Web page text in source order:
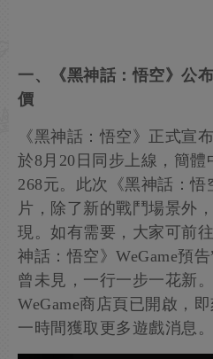
一、《黑神話：悟空》公
價
《黑神話：悟空》正式宣
於8月20日同步上線，簡體
268元。此次《黑神話：
片，除了新的戰鬥場景外
現。如有需要，大家可前
神話：悟空》WeGame預
曾未見，一行一步一花新
WeGame商店頁已開啟，
一時間獲取更多遊戲消息。